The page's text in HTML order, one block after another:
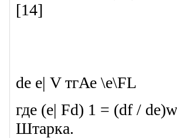
[14]
de е| V тгАе \e\FL
где (е| Fd) 1 = (df /
Штарка.